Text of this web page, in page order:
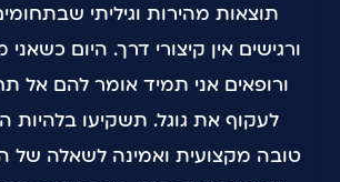
תוצאות מהירות וגיליתי
ורגישים אין קיצורי דרך. היום כשאני
ורופאים אני תמיד אומר להם אל
לעקוף את גוגל. תשקיעו בלהיות
טובה מקצועית ואמינה לשאלה של